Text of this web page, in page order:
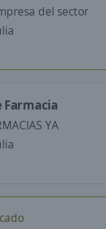
del sector
Farmacia
YA